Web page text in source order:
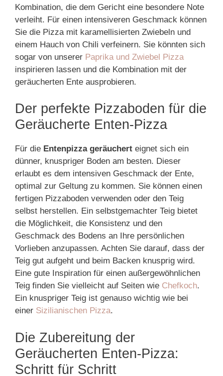
Kombination, die dem Gericht eine besondere Note
verleiht. Für einen intensiveren Geschmack können
Sie die Pizza mit karamellisierten Zwiebeln und
einem Hauch von Chili verfeinern. Sie könnten sich
sogar von unserer Paprika und Zwiebel Pizza
inspirieren lassen und die Kombination mit der
geräucherten Ente ausprobieren.
Der perfekte Pizzaboden für die
Geräucherte Enten-Pizza
Für die Entenpizza geräuchert eignet sich ein
dünner, knuspriger Boden am besten. Dieser
erlaubt es dem intensiven Geschmack der Ente,
optimal zur Geltung zu kommen. Sie können einen
fertigen Pizzaboden verwenden oder den Teig
selbst herstellen. Ein selbstgemachter Teig bietet
die Möglichkeit, die Konsistenz und den
Geschmack des Bodens an Ihre persönlichen
Vorlieben anzupassen. Achten Sie darauf, dass der
Teig gut aufgeht und beim Backen knusprig wird.
Eine gute Inspiration für einen außergewöhnlichen
Teig finden Sie vielleicht auf Seiten wie Chefkoch.
Ein knuspriger Teig ist genauso wichtig wie bei
einer Sizilianischen Pizza.
Die Zubereitung der
Geräucherten Enten-Pizza:
Schritt für Schritt